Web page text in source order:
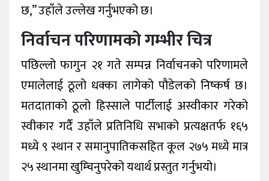
छ,” उहाँले उल्लेख गर्नुभएको छ।
निर्वाचन परिणामको गम्भीर चित्र
पछिल्लो फागुन २१ गते सम्पन्न निर्वाचनको परिणामले
एमालेलाई ठूलो धक्का लागेको पौडेलको निष्कर्ष छ।
मतदाताको ठूलो हिस्साले पार्टीलाई अस्वीकार गरेको
स्वीकार गर्दै उहाँले प्रतिनिधि सभाको प्रत्यक्षतर्फ १६५
मध्ये ९ स्थान र समानुपातिकसहित कूल २७५ मध्ये मात्र
२५ स्थानमा खुम्चिनुपरेको यथार्थ प्रस्तुत गर्नुभयो।